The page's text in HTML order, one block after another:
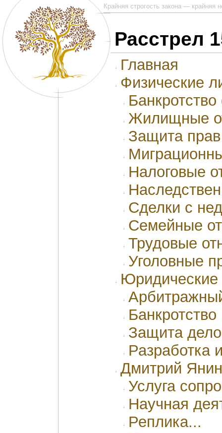
Крайняя строгость закона —
Расстрел
Главная
Физические
Жилищные
Защита
Налоговые
Сделки с
Семейные
Трудовые
Уголовные
Юридические
Банкротство
Защита
Разработка
Дмитрий Янин
Услуга
Научная
Реплика...